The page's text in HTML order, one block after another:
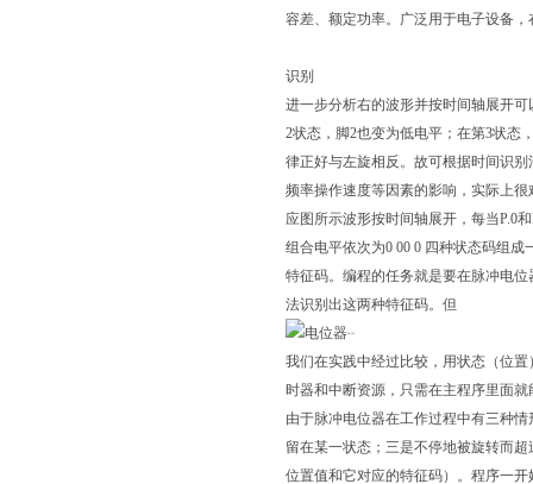
容差、额定功率。广泛用于电子设备
识别
进一步分析右的波形并按时间轴展开
2状态，脚2也变为低电平；在第3状态
律正好与左旋相反。故可根据时间识
频率操作速度等因素的影响，实际上很
应图所示波形按时间轴展开，每当P.0
组合电平依次为0 00 0 四种状态码组
特征码。编程的任务就是要在脉冲电
法识别出这两种特征码。但
我们在实践中经过比较，用状态（位
时器和中断资源，只需在主程序里面
由于脉冲电位器在工作过程中有三种
留在某一状态；三是不停地被旋转而
位置值和它对应的特征码）。程序一